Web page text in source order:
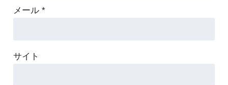
メール *
サイト